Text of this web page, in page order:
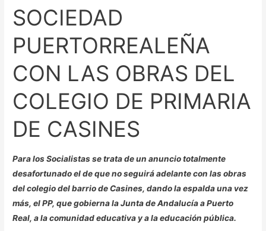
SOCIEDAD
PUERTORREALEÑA
CON LAS OBRAS DEL
COLEGIO DE PRIMARIA
DE CASINES
Para los Socialistas se trata de un anuncio totalmente
desafortunado el de que no seguirá adelante con las obras
del colegio del barrio de Casines, dando la espalda una vez
más, el PP, que gobierna la Junta de Andalucía a Puerto
Real, a la comunidad educativa y a la educación pública.
PUERTORREALEÑA
CON
LAS
OBRAS
DEL
COLEGIO
DE
PRIMARIA
DE